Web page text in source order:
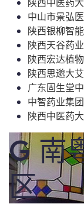
中山市景弘
陕西银柳智
陕西天谷药
陕西宏达植
陕西思邈大
广东固生堂
中智药业集团
陕西中医药
G 南
区